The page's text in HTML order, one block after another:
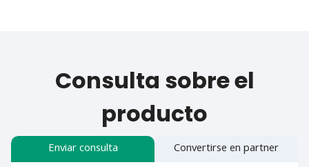
Consulta sobre el
producto
Enviar consulta Convertirse en partner